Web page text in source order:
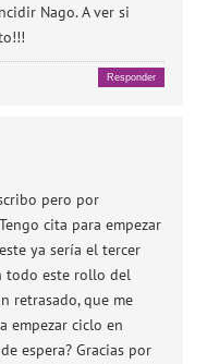
Nago. A ver si
Responder
pero por
cita para empezar
ya sería el tercer
todo este rollo del
retrasado, que me
empezar ciclo en
espera? Gracias por